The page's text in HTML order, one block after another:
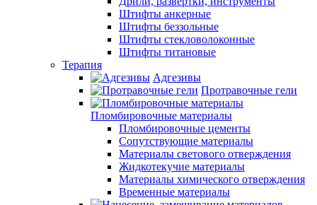
Штифты анкерные
Штифты беззольные
Штифты стекловолоконные
Штифты титановые
Терапия
Адгезивы
Протравочные гели
Пломбировочные материалы
Пломбировочные цементы
Сопутствующие материалы
Материалы светового отверждения
Жидкотекучие материалы
Материалы химического отверждения
Временные материалы